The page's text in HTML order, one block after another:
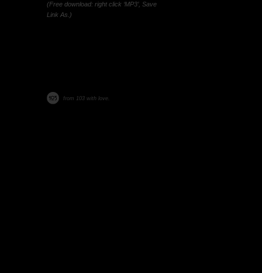
(Free download: right click ‘MP3’, Save
Link As.)
from 103 with love.